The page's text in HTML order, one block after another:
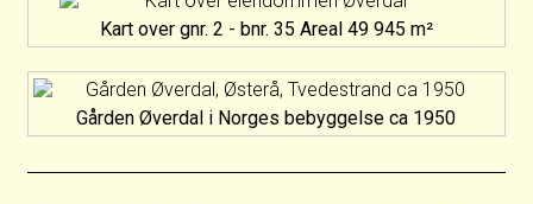
Kart over gnr. 2 - bnr. 35 Areal 49 945 m²
Gården Øverdal i Norges bebyggelse ca 1950